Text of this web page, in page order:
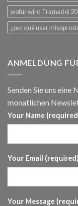
wofür wird Tramadol
¿por qué usar
ANMELDUNG
Senden Sie uns eine
monatlichen
Your Name
Your Email (required)
Your Message